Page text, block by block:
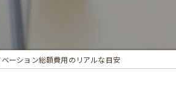
ーション総額費用のリアルな目安